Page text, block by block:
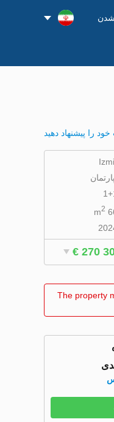
شدن
را پیشنهاد دهید
66
2
€ 270
The property